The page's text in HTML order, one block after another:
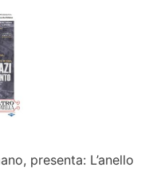
presenta: L’anello